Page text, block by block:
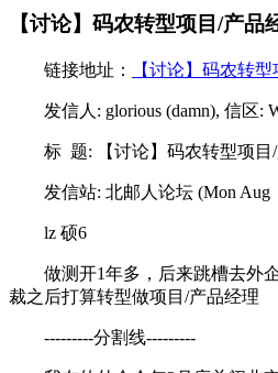
【讨论】码农转型项目/产品
链接地址： 【讨论】码农转
发信人: glorious (damn), 信区:
标 题: 【讨论】码农转型项目
发信站: 北邮人论坛 (Mon Aug
lz 硕6
做测开1年多，后来跳槽去外
裁之后打算转型做项目/产品经理
---------分割线---------